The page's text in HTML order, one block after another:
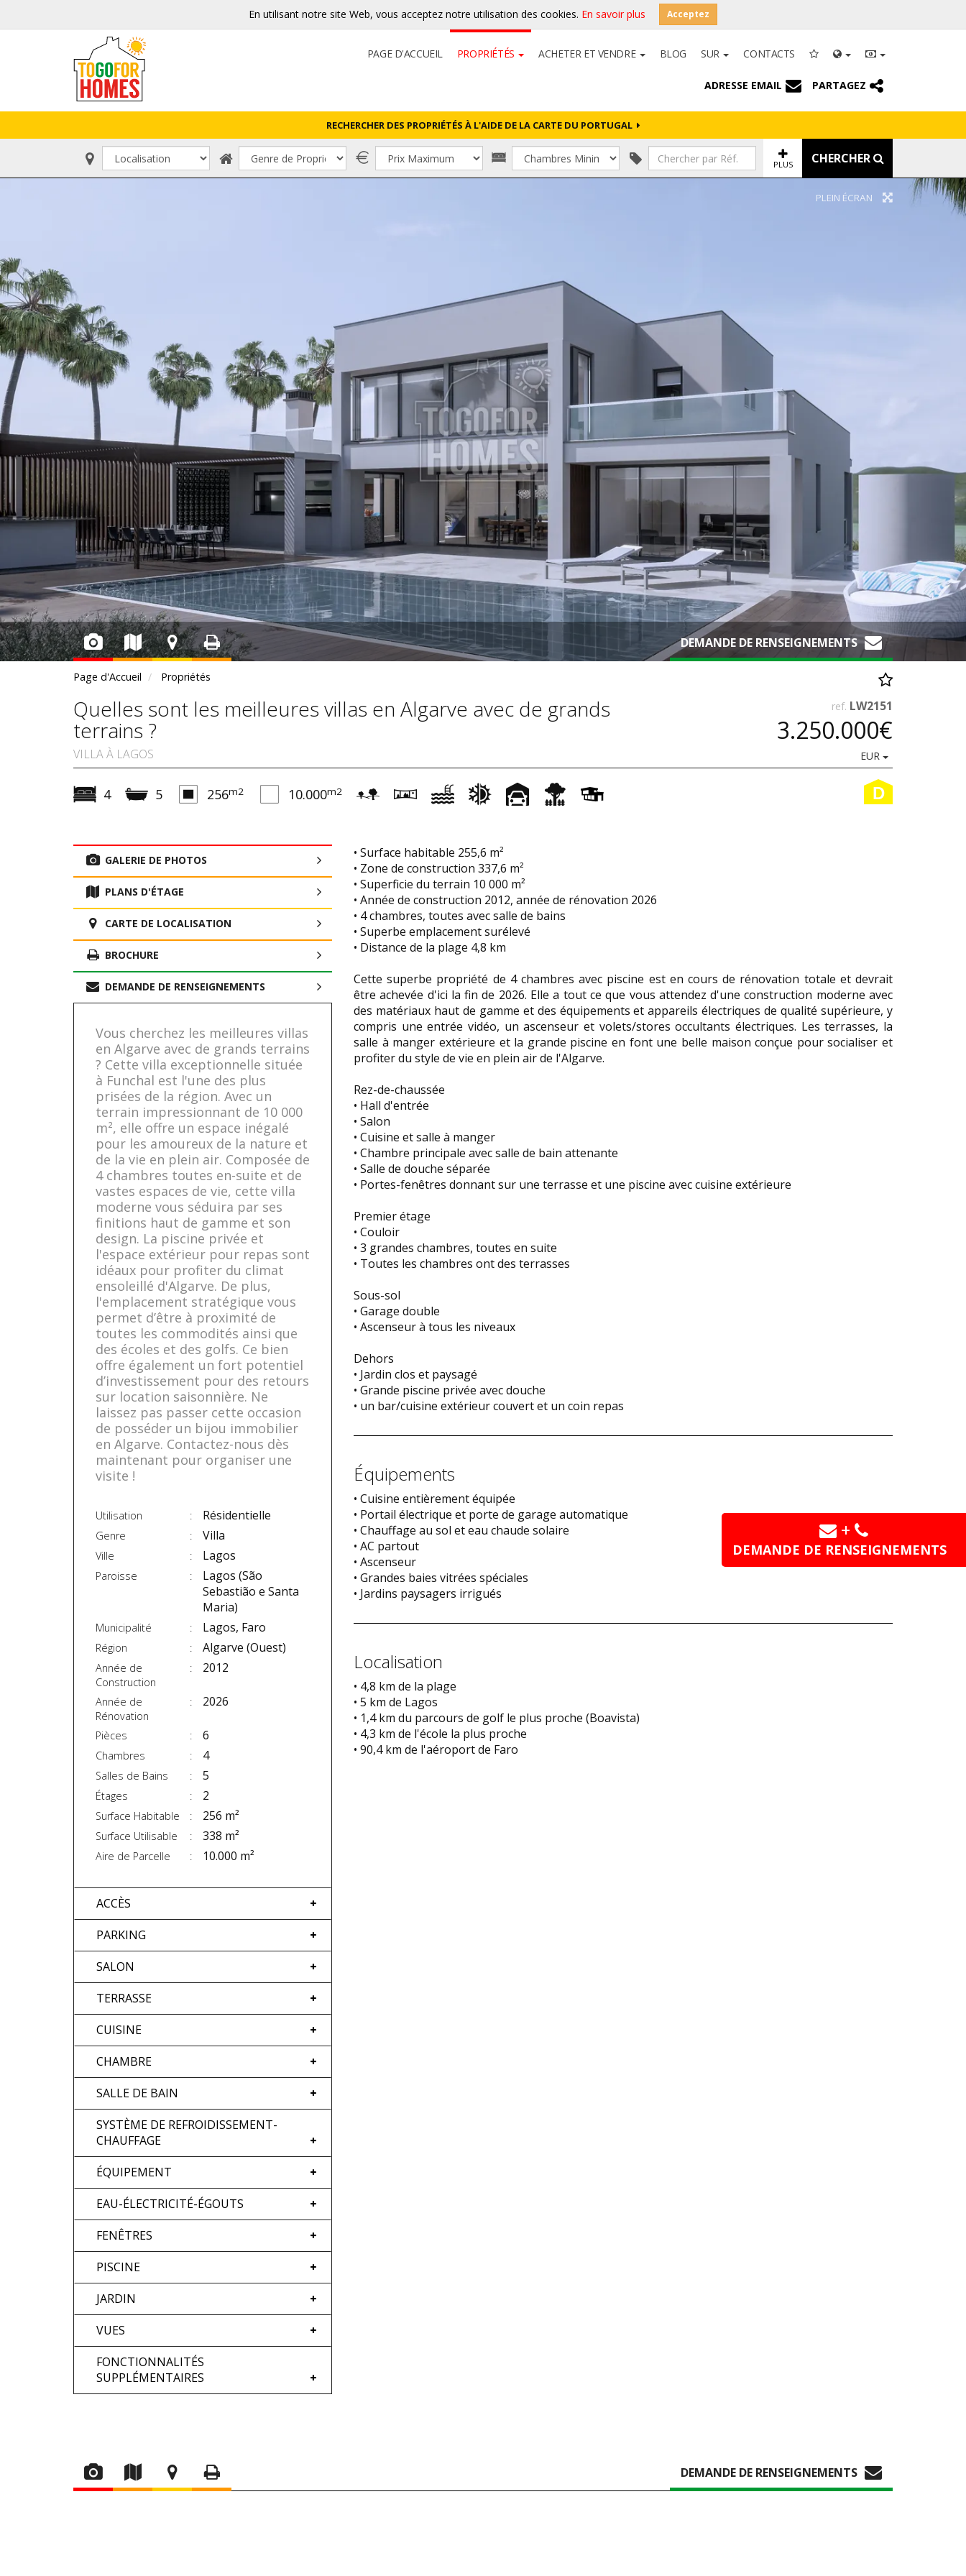
En utilisant notre site Web, vous acceptez notre utilisation des cookies. En savoir plus Acceptez
PAGE D'ACCUEIL PROPRIÉTÉS ACHETER ET VENDRE BLOG SUR CONTACTS
ADRESSE EMAIL PARTAGEZ
RECHERCHER DES PROPRIÉTÉS À L'AIDE DE LA CARTE DU PORTUGAL
PLUS CHERCHER
PLEIN ÉCRAN
DEMANDE DE RENSEIGNEMENTS
Page d'Accueil Propriétés
Quelles sont les meilleures villas en Algarve avec de grands
terrains ?
VILLA À LAGOS
ref. LW2151
3.250.000€
EUR
D
4 5 256m2 10.000m2
GALERIE DE PHOTOS
PLANS D'ÉTAGE
CARTE DE LOCALISATION
BROCHURE
DEMANDE DE RENSEIGNEMENTS
Vous cherchez les meilleures villas
en Algarve avec de grands terrains
? Cette villa exceptionnelle située
à Funchal est l'une des plus
prisées de la région. Avec un
terrain impressionnant de 10 000
m², elle offre un espace inégalé
pour les amoureux de la nature et
de la vie en plein air. Composée de
4 chambres toutes en-suite et de
vastes espaces de vie, cette villa
moderne vous séduira par ses
finitions haut de gamme et son
design. La piscine privée et
l'espace extérieur pour repas sont
idéaux pour profiter du climat
ensoleillé d'Algarve. De plus,
l'emplacement stratégique vous
permet d’être à proximité de
toutes les commodités ainsi que
des écoles et des golfs. Ce bien
offre également un fort potentiel
d’investissement pour des retours
sur location saisonnière. Ne
laissez pas passer cette occasion
de posséder un bijou immobilier
en Algarve. Contactez-nous dès
maintenant pour organiser une
visite !
Utilisation Résidentielle
Genre Villa
Ville Lagos
Paroisse
Lagos (São
Sebastião e Santa
Maria)
Municipalité Lagos, Faro
Région Algarve (Ouest)
Année de
Construction
2012
Année de
Rénovation
2026
Pièces 6
Chambres 4
Salles de Bains 5
Étages 2
Surface Habitable 256 m²
Surface Utilisable 338 m²
Aire de Parcelle 10.000 m²
ACCÈS
PARKING
SALON
TERRASSE
CUISINE
CHAMBRE
SALLE DE BAIN
SYSTÈME DE REFROIDISSEMENT-
CHAUFFAGE
ÉQUIPEMENT
EAU-ÉLECTRICITÉ-ÉGOUTS
FENÊTRES
PISCINE
JARDIN
VUES
FONCTIONNALITÉS
SUPPLÉMENTAIRES
• Surface habitable 255,6 m²
• Zone de construction 337,6 m²
• Superficie du terrain 10 000 m²
• Année de construction 2012, année de rénovation 2026
• 4 chambres, toutes avec salle de bains
• Superbe emplacement surélevé
• Distance de la plage 4,8 km
Cette superbe propriété de 4 chambres avec piscine est en cours de rénovation totale et devrait
être achevée d'ici la fin de 2026. Elle a tout ce que vous attendez d'une construction moderne avec
des matériaux haut de gamme et des équipements et appareils électriques de qualité supérieure, y
compris une entrée vidéo, un ascenseur et volets/stores occultants électriques. Les terrasses, la
salle à manger extérieure et la grande piscine en font une belle maison conçue pour socialiser et
profiter du style de vie en plein air de l'Algarve.
Rez-de-chaussée
• Hall d'entrée
• Salon
• Cuisine et salle à manger
• Chambre principale avec salle de bain attenante
• Salle de douche séparée
• Portes-fenêtres donnant sur une terrasse et une piscine avec cuisine extérieure
Premier étage
• Couloir
• 3 grandes chambres, toutes en suite
• Toutes les chambres ont des terrasses
Sous-sol
• Garage double
• Ascenseur à tous les niveaux
Dehors
• Jardin clos et paysagé
• Grande piscine privée avec douche
• un bar/cuisine extérieur couvert et un coin repas
Équipements
• Cuisine entièrement équipée
• Portail électrique et porte de garage automatique
• Chauffage au sol et eau chaude solaire
• AC partout
• Ascenseur
• Grandes baies vitrées spéciales
• Jardins paysagers irrigués
Localisation
• 4,8 km de la plage
• 5 km de Lagos
• 1,4 km du parcours de golf le plus proche (Boavista)
• 4,3 km de l'école la plus proche
• 90,4 km de l'aéroport de Faro
DEMANDE DE RENSEIGNEMENTS
DEMANDE DE RENSEIGNEMENTS
+